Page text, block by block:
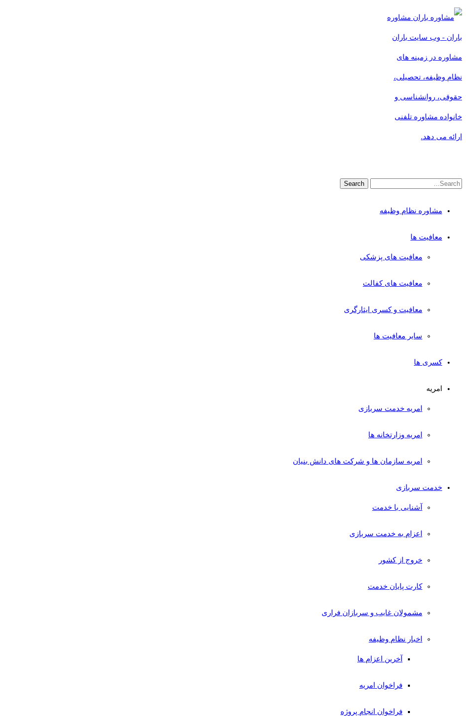
مشاوره
باران - وب سایت باران
مشاوره در زمینه های
نظام وظیفه، تحصیلی،
حقوقی، روانشناسی و
خانواده مشاوره تلفنی
ارائه می دهد.
مشاوره نظام وظیفه
معافیت ها
معافیت های پزشکی
معافیت های کفالت
معافیت و کسری ایثارگری
سایر معافیت ها
کسری ها
امریه
امریه خدمت سربازی
امریه وزارتخانه ها
امریه سازمان ها و شرکت های دانش بنیان
خدمت سربازی
آشنایی با خدمت
اعزام به خدمت سربازی
خروج از کشور
کارت پایان خدمت
مشمولان غایب و سربازان فراری
اخبار نظام وظیفه
آخرین اعزام ها
فراخوان امریه
فراخوان انجام پروژه